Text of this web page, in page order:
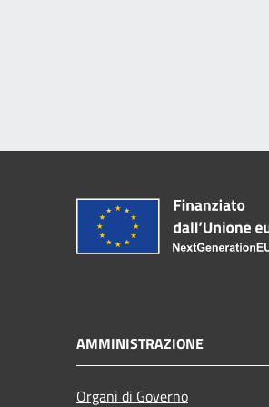
AMMINISTRAZIONE
Organi di Governo